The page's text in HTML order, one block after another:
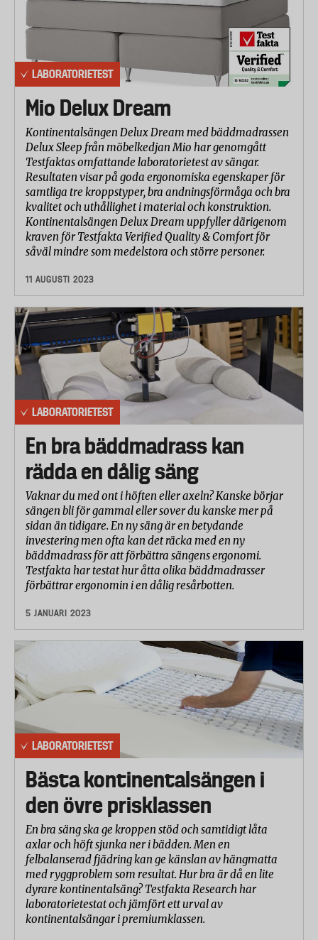
LABORATORIETEST
Mio Delux Dream
Kontinentalsängen Delux Dream med bäddmadrassen
Delux Sleep från möbelkedjan Mio har genomgått
Testfaktas omfattande laboratorietest av sängar.
Resultaten visar på goda ergonomiska egenskaper för
samtliga tre kroppstyper, bra andningsförmåga och bra
kvalitet och uthållighet i material och konstruktion.
Kontinentalsängen Delux Dream uppfyller därigenom
kraven för Testfakta Verified Quality & Comfort för
såväl mindre som medelstora och större personer.
11 AUGUSTI 2023
LABORATORIETEST
En bra bäddmadrass kan
rädda en dålig säng
Vaknar du med ont i höften eller axeln? Kanske börjar
sängen bli för gammal eller sover du kanske mer på
sidan än tidigare. En ny säng är en betydande
investering men ofta kan det räcka med en ny
bäddmadrass för att förbättra sängens ergonomi.
Testfakta har testat hur åtta olika bäddmadrasser
förbättrar ergonomin i en dålig resårbotten.
5 JANUARI 2023
LABORATORIETEST
Bästa kontinentalsängen i
den övre prisklassen
En bra säng ska ge kroppen stöd och samtidigt låta
axlar och höft sjunka ner i bädden. Men en
felbalanserad fjädring kan ge känslan av hängmatta
med ryggproblem som resultat. Hur bra är då en lite
dyrare kontinentalsäng? Testfakta Research har
laboratorietestat och jämfört ett urval av
kontinentalsängar i premiumklassen.